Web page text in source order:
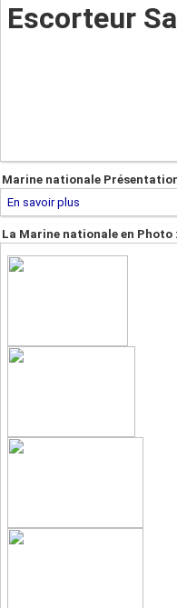
Escorteur
Marine nationale
En savoir plus
La Marine nationale en Photo